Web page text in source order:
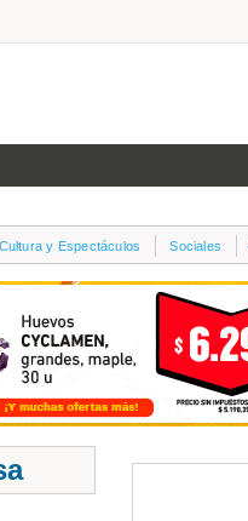
Cultura y Espectáculos Sociales